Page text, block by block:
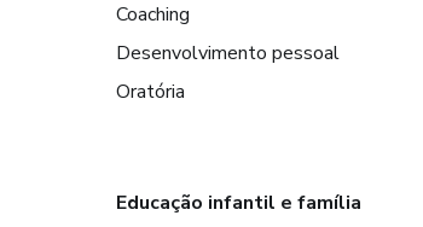
Coaching
Desenvolvimento pessoal
Oratória
Educação infantil e família